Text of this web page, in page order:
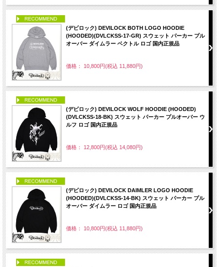
(デビロック) DEVILOCK BOTH LOGO HOODIE
(HOODED)(DVLCKSS-17-GR) スウェット パーカー プル
オーバー ダイムラー ベクトル ロゴ 国内正規品
価格： 10,800円(税込 11,880円)
(デビロック) DEVILOCK WOLF HOODIE (HOODED)
(DVLCKSS-18-BK) スウェット パーカー プルオーバー ウ
ルフ ロゴ 国内正規品
価格： 12,800円(税込 14,080円)
(デビロック) DEVILOCK DAIMLER LOGO HOODIE
(HOODED)(DVLCKSS-14-BK) スウェット パーカー プル
オーバー ダイムラー ロゴ 国内正規品
価格： 10,800円(税込 11,880円)